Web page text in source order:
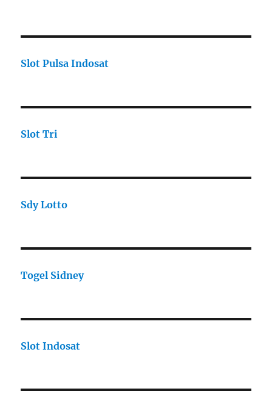
Slot Pulsa Indosat
Slot Tri
Sdy Lotto
Togel Sidney
Slot Indosat